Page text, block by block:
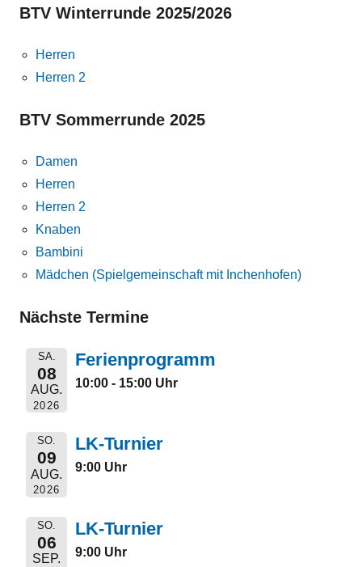
BTV Winterrunde 2025/2026
Herren
Herren 2
BTV Sommerrunde 2025
Damen
Herren
Herren 2
Knaben
Bambini
Mädchen (Spielgemeinschaft mit Inchenhofen)
Nächste Termine
SA.
08
AUG.
2026
Ferienprogramm
10:00 - 15:00 Uhr
SO.
09
AUG.
2026
LK-Turnier
9:00 Uhr
SO.
06
SEP.
LK-Turnier
9:00 Uhr